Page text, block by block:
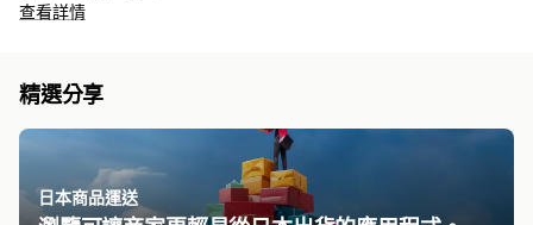
查看詳情
精選分享
日本商品運送